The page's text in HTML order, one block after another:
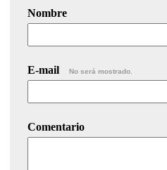
Nombre
E-mail No será mostrado.
Comentario